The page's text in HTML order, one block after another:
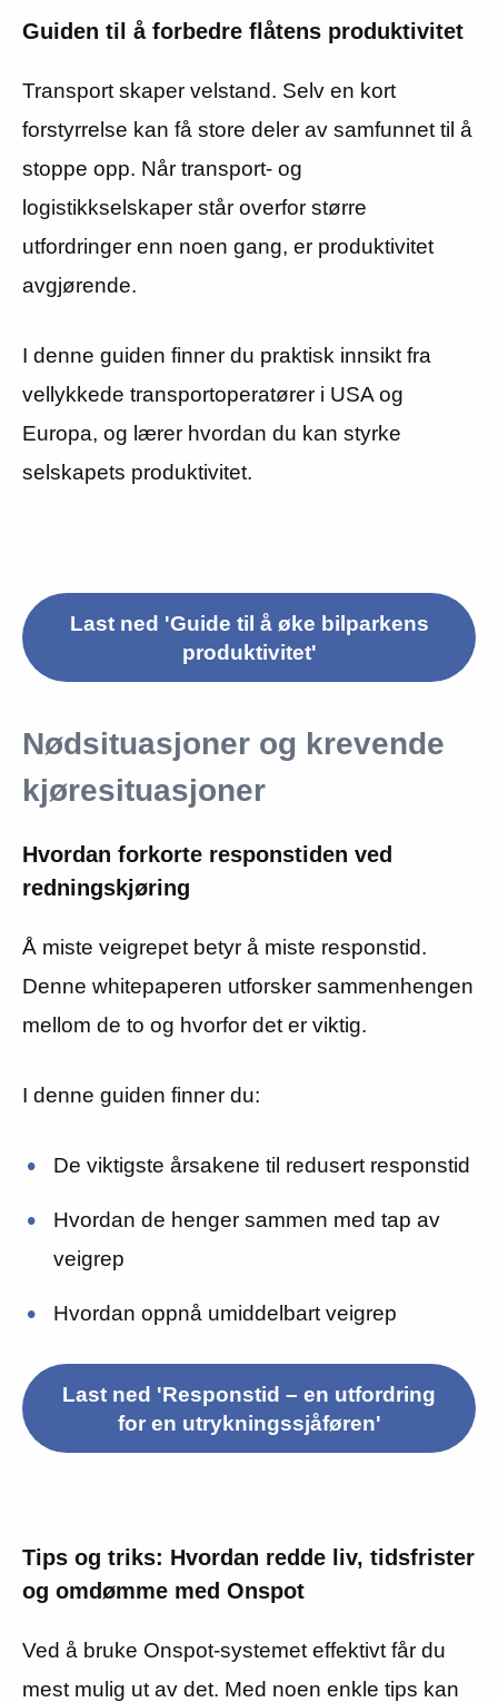
Guiden til å forbedre flåtens produktivitet
Transport skaper velstand. Selv en kort
forstyrrelse kan få store deler av samfunnet til å
stoppe opp. Når transport- og
logistikkselskaper står overfor større
utfordringer enn noen gang, er produktivitet
avgjørende.
I denne guiden finner du praktisk innsikt fra
vellykkede transportoperatører i USA og
Europa, og lærer hvordan du kan styrke
selskapets produktivitet.
Last ned 'Guide til å øke bilparkens
produktivitet'
Nødsituasjoner og krevende
kjøresituasjoner
Hvordan forkorte responstiden ved
redningskjøring
Å miste veigrepet betyr å miste responstid.
Denne whitepaperen utforsker sammenhengen
mellom de to og hvorfor det er viktig.
I denne guiden finner du:
De viktigste årsakene til redusert responstid
Hvordan de henger sammen med tap av
veigrep
Hvordan oppnå umiddelbart veigrep
Last ned 'Responstid – en utfordring
for en utrykningssjåføren'
Tips og triks: Hvordan redde liv, tidsfrister
og omdømme med Onspot
Ved å bruke Onspot-systemet effektivt får du
mest mulig ut av det. Med noen enkle tips kan